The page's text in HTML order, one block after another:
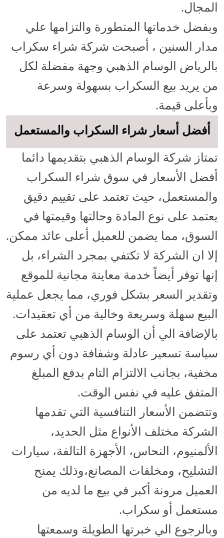
المجال.
وبفضل خدماتها المتطورة والتزامها علي
مدار السنين ، أصبحت شركة شراء سكراب
بالرياض الوسام الذهبي وجهة مفضلة لكل
من يريد بيع السكراب بسهولة وسرعة
وبأعلى قيمة.
أفضل أسعار شراء السكراب والمستعمل
تمتاز شركة الوسام الذهبي بتقديمها دائما
أفضل الأسعار في سوق شراء السكراب
والمستعمل، حيث تعتمد على تقييم دقيق
يعتمد على نوع المادة وحالتها وقيمتها في
السوق، مما يضمن للعميل أعلى عائد ممكن.
إلا ان الشركة لا تكتفي بمجرد الشراء، بل
إنها توفر أيضاً خدمة معاينة مجانية للموقع
وتقدير السعر بشكل فوري، مما يجعل عملية
البيع سهلة وسريعة وخالية من أي تعقيدات.
بالإضافة الي أن الوسام الذهبي تعتمد على
سياسة تسعير عادلة وشفافة دون أي رسوم
مخفية، بجانب الالتزام التام بدفع المبلغ
المتفق عليه في نفس الوقت.
وتتضمن الأسعار التنافسية التي تقدمها
الشركة مختلف الأنواع مثل الحديد،
الألمنيوم، النحاس، الأجهزة التالفة، سيارات
التشليح، ومخلفات المصانع،وذلك يمنح
العميل مرونة أكبر في بيع ما لديه من
مستعمل أو سكراب.
وبالرجوع الي خبرتها الطويلة وسمعتها